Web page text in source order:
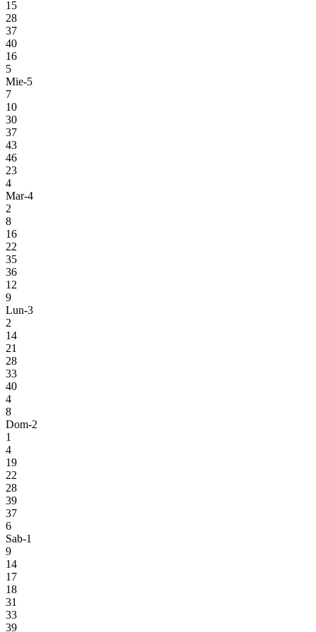
15
28
37
40
16
5
Mie-5
7
10
30
37
43
46
23
4
Mar-4
2
8
16
22
35
36
12
9
Lun-3
2
14
21
28
33
40
4
8
Dom-2
1
4
19
22
28
39
37
6
Sab-1
9
14
17
18
31
33
39